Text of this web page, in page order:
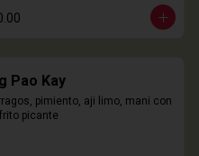
Pao Kay
pimiento, aji limo, mani con
picante